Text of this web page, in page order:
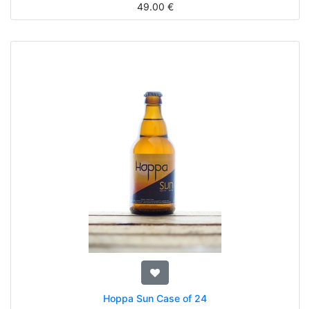
49.00 €
Hoppa Sun Case of 24